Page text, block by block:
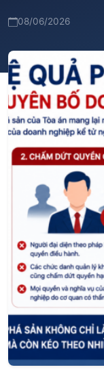
08/06/2026